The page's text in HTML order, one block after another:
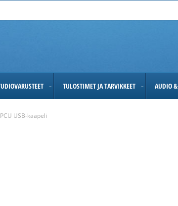
TULOSTIMET JA TARVIKKEET AUDIO
USB-kaapeli